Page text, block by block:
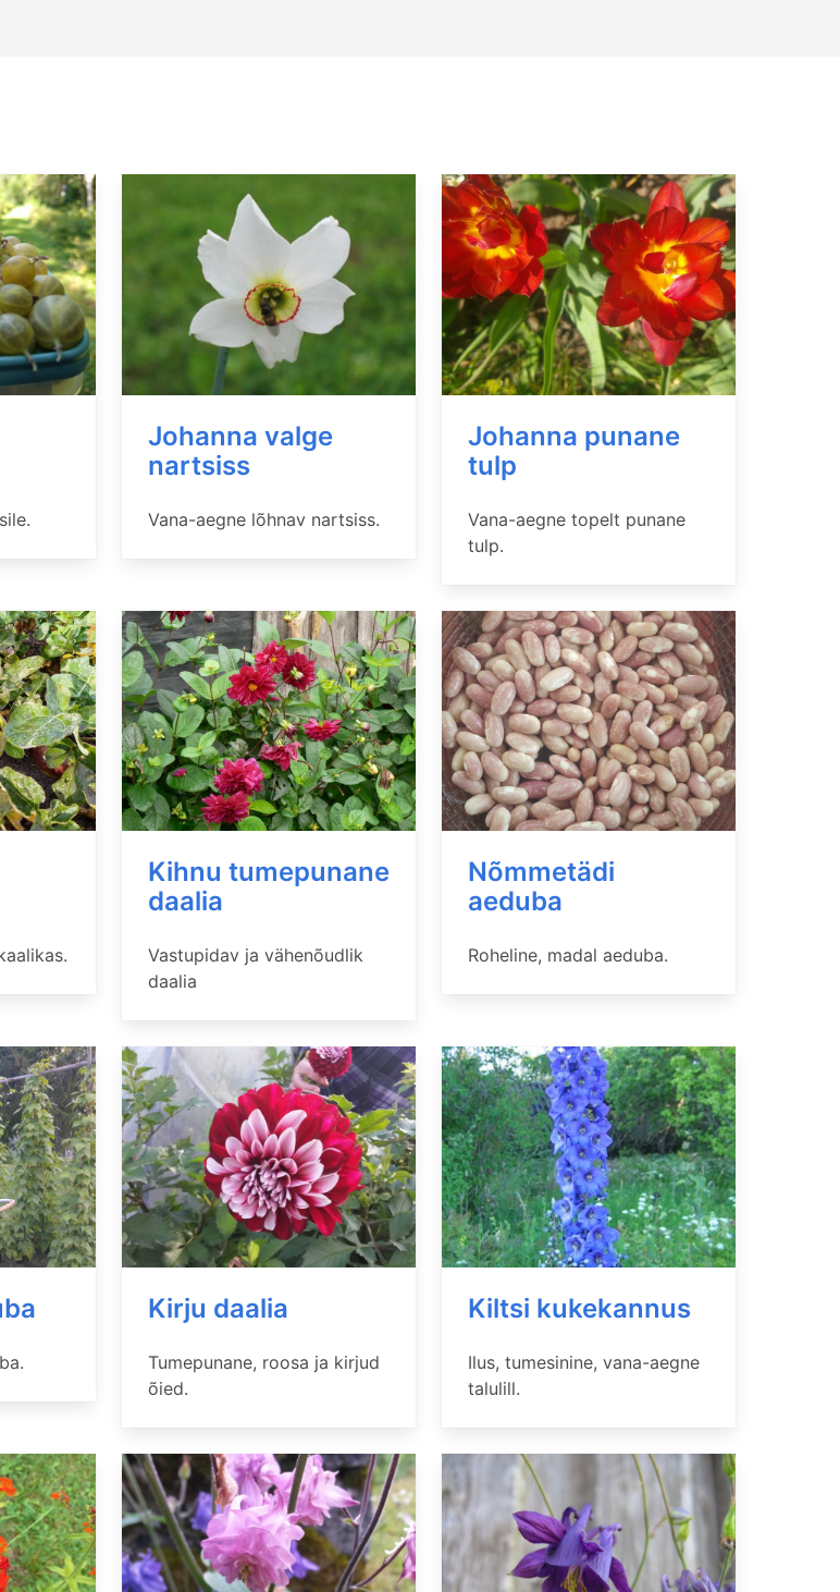
Johanna valge
nartsiss
Vana-aegne lõhnav nartsiss.
Johanna punane
tulp
Vana-aegne topelt punane
tulp.
Kihnu tumepunane
daalia
Vastupidav ja vähenõudlik
daalia
Nõmmetädi
aeduba
Roheline, madal aeduba.
Kirju daalia
Tumepunane, roosa ja kirjud
õied.
Kiltsi kukekannus
Ilus, tumesinine, vana-aegne
talulill.